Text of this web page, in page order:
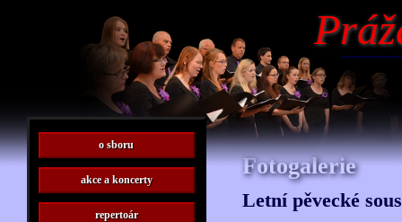
Fotogalerie
Letní pěvecké
o sboru
akce a koncerty
repertoár